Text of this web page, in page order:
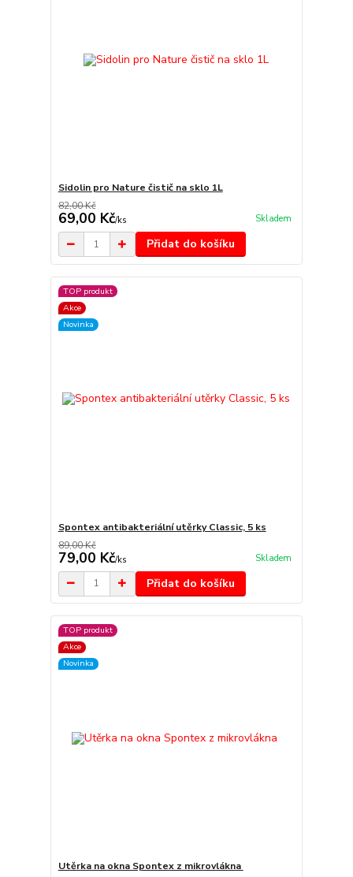
Sidolin pro Nature čistič na sklo 1L
82,00 Kč
69,00 Kč/ks Skladem
Přidat do košíku
TOP produkt
Akce
Novinka
Spontex antibakteriální utěrky Classic, 5 ks
89,00 Kč
79,00 Kč/ks Skladem
Přidat do košíku
TOP produkt
Akce
Novinka
Utěrka na okna Spontex z mikrovlákna